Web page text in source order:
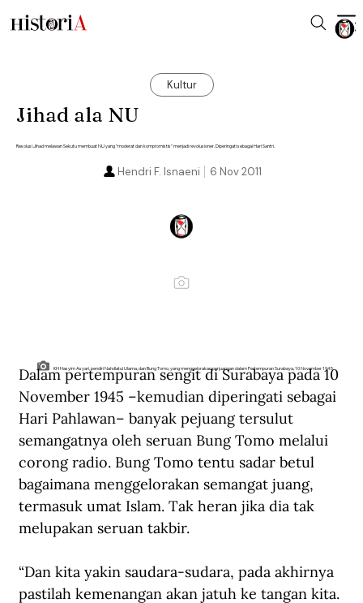
Kultur
Jihad ala NU
Resolusi Jihad melawan Sekutu membuat NU yang "moderat dan kompromistis" menjadi revolusioner. Diperingati sebagai Hari Santri.
6 Nov 2011
Hendri F. Isnaeni
KH Hasyim Asyari, pendiri Nahdlatul Ulama, dan Bung Tomo, yang menggelorakan perjuangan dalam Pertempuran Surabaya, 10 November 1945.
Dalam pertempuran sengit di Surabaya pada 10
November 1945 –kemudian diperingati sebagai
Hari Pahlawan– banyak pejuang tersulut
semangatnya oleh seruan Bung Tomo melalui
corong radio. Bung Tomo tentu sadar betul
bagaimana menggelorakan semangat juang,
termasuk umat Islam. Tak heran jika dia tak
melupakan seruan takbir.
“Dan kita yakin saudara-sudara, pada akhirnya
pastilah kemenangan akan jatuh ke tangan kita.